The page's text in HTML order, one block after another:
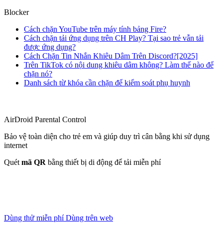
Blocker
Cách chặn YouTube trên máy tính bảng Fire?
Cách chặn tải ứng dụng trên CH Play? Tại sao trẻ vẫn tải
được ứng dụng?
Cách Chặn Tin Nhắn Khiêu Dâm Trên Discord?[2025]
Trên TikTok có nội dung khiêu dâm không? Làm thế nào để
chặn nó?
Danh sách từ khóa cần chặn để kiểm soát phụ huynh
AirDroid Parental Control
Bảo vệ toàn diện cho trẻ em và giúp duy trì cân bằng khi sử dụng
internet
Quét mã QR bằng thiết bị di động để tải miễn phí
Dùng thử miễn phíDùng trên web